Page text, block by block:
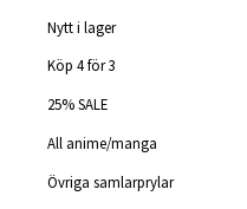
Nytt i lager
Köp 4 för 3
25% SALE
All anime/manga
Övriga samlarprylar